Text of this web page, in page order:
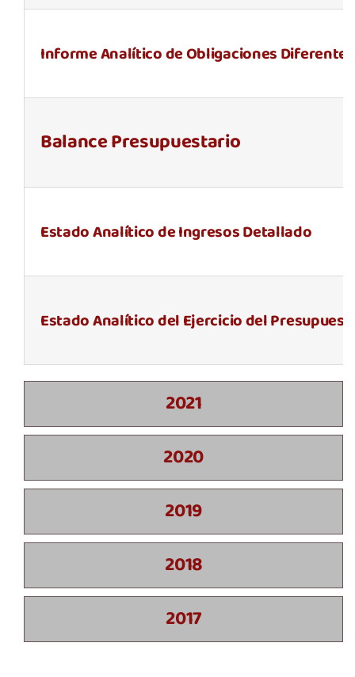
Informe Analítico de Obligaciones
Balance Presupuestario
Estado Analítico de Ingresos Detallado
Estado Analítico del Ejercicio del
2021
2020
2019
2018
2017